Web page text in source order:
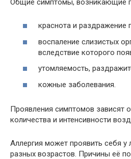
краснота и раздражение
воспаление слизистых
вследствие которого
утомляемость,
кожные заболевания.
Проявления симптомов зависят
количества и интенсивности
Аллергия может проявить себя
разных возрастов. Причины её